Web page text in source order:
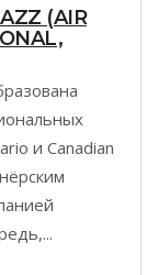
(AIR
и Canadian